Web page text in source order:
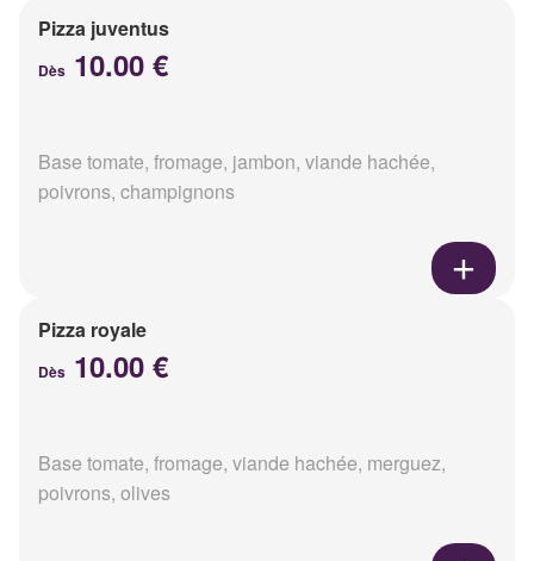
Pizza juventus
Dès 10.00 €
Base tomate, fromage, jambon, viande hachée,
poivrons, champignons
Pizza royale
Dès 10.00 €
Base tomate, fromage, viande hachée, merguez,
poivrons, olives